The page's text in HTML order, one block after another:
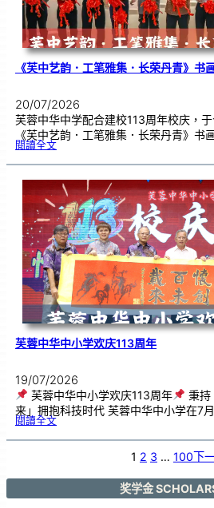
《芙中艺韵．工笔雅集．长荣丹青》书
20/07/2026
芙蓉中华中学配合建校113周年校庆，
《芙中艺韵．工笔雅集．长荣丹青》书
閱讀全文:《
中
艺
．
工
笔
雅
集
．
长
荣
丹
青
》
书
画
展
开
幕
芙蓉中华中小学欢庆113周年
19/07/2026
芙蓉中华中小学欢庆113周年
秉持
来」拥抱科技时代 芙蓉中华中小学在7
閱讀全文:芙
华
1
年
1 2 3 … 100下
奖学金